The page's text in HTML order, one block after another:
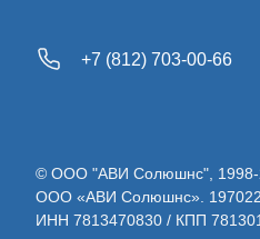
+7 (812) 703-00-66
© ООО "АВИ Солюшнс", 1998-
ООО «АВИ Солюшнс». 197022,
ИНН 7813470830 / КПП